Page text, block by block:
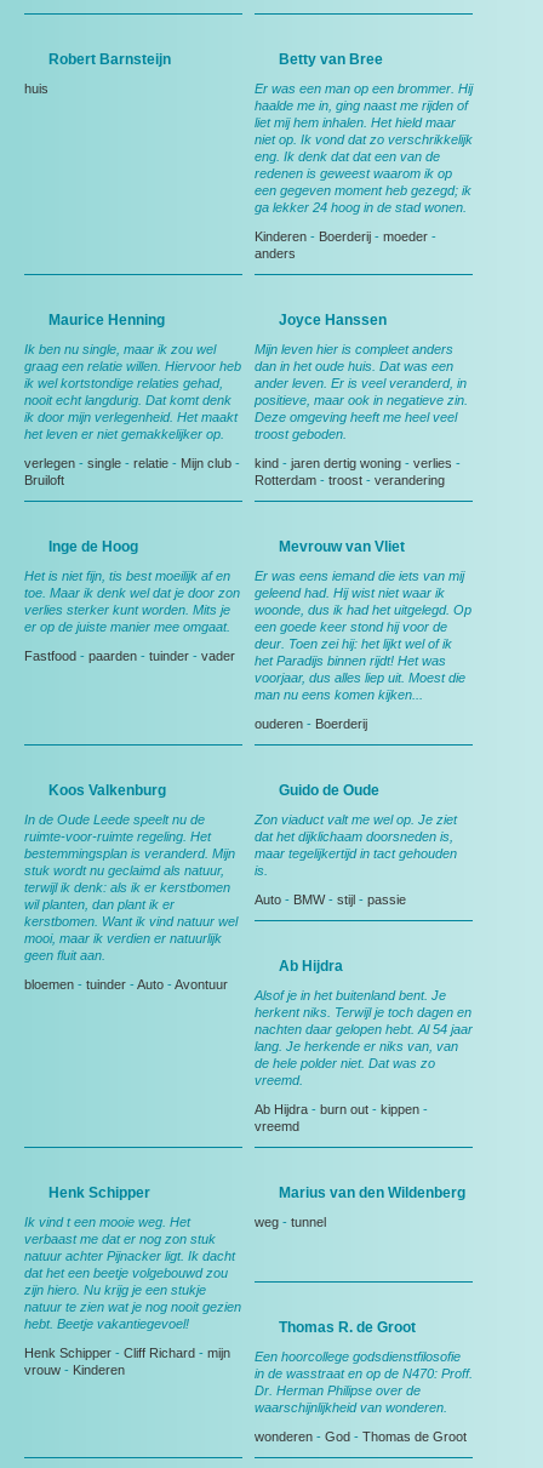
Robert Barnsteijn
huis
Betty van Bree
Er was een man op een brommer. Hij
haalde me in, ging naast me rijden of
liet mij hem inhalen. Het hield maar
niet op. Ik vond dat zo verschrikkelijk
eng. Ik denk dat dat een van de
redenen is geweest waarom ik op
een gegeven moment heb gezegd; ik
ga lekker 24 hoog in de stad wonen.
Kinderen - Boerderij - moeder -
anders
Maurice Henning
Ik ben nu single, maar ik zou wel
graag een relatie willen. Hiervoor heb
ik wel kortstondige relaties gehad,
nooit echt langdurig. Dat komt denk
ik door mijn verlegenheid. Het maakt
het leven er niet gemakkelijker op.
verlegen - single - relatie - Mijn club -
Bruiloft
Joyce Hanssen
Mijn leven hier is compleet anders
dan in het oude huis. Dat was een
ander leven. Er is veel veranderd, in
positieve, maar ook in negatieve zin.
Deze omgeving heeft me heel veel
troost geboden.
kind - jaren dertig woning - verlies -
Rotterdam - troost - verandering
Inge de Hoog
Het is niet fijn, tis best moeilijk af en
toe. Maar ik denk wel dat je door zon
verlies sterker kunt worden. Mits je
er op de juiste manier mee omgaat.
Fastfood - paarden - tuinder - vader
Mevrouw van Vliet
Er was eens iemand die iets van mij
geleend had. Hij wist niet waar ik
woonde, dus ik had het uitgelegd. Op
een goede keer stond hij voor de
deur. Toen zei hij: het lijkt wel of ik
het Paradijs binnen rijdt! Het was
voorjaar, dus alles liep uit. Moest die
man nu eens komen kijken...
ouderen - Boerderij
Koos Valkenburg
In de Oude Leede speelt nu de
ruimte-voor-ruimte regeling. Het
bestemmingsplan is veranderd. Mijn
stuk wordt nu geclaimd als natuur,
terwijl ik denk: als ik er kerstbomen
wil planten, dan plant ik er
kerstbomen. Want ik vind natuur wel
mooi, maar ik verdien er natuurlijk
geen fluit aan.
bloemen - tuinder -Auto -Avontuur
Guido de Oude
Zon viaduct valt me wel op. Je ziet
dat het dijklichaam doorsneden is,
maar tegelijkertijd in tact gehouden
is.
Auto - BMW- stijl - passie
Ab Hijdra
Alsof je in het buitenland bent. Je
herkent niks. Terwijl je toch dagen en
nachten daar gelopen hebt. Al 54 jaar
lang. Je herkende er niks van, van
de hele polder niet. Dat was zo
vreemd.
Ab Hijdra - burn out - kippen -
vreemd
Henk Schipper
Ik vind t een mooie weg. Het
verbaast me dat er nog zon stuk
natuur achter Pijnacker ligt. Ik dacht
dat het een beetje volgebouwd zou
zijn hiero. Nu krijg je een stukje
natuur te zien wat je nog nooit gezien
hebt. Beetje vakantiegevoel!
Henk Schipper - Cliff Richard - mijn
vrouw - Kinderen
Marius van den Wildenberg
weg - tunnel
Thomas R. de Groot
Een hoorcollege godsdienstfilosofie
in de wasstraat en op de N470: Proff.
Dr. Herman Philipse over de
waarschijnlijkheid van wonderen.
wonderen - God - Thomas de Groot